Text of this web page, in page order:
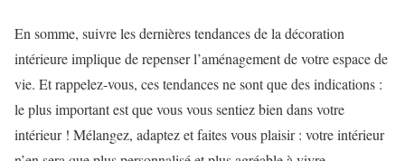
En somme, suivre les dernières tendances de la décoration
intérieure implique de repenser l’aménagement de votre espace de
vie. Et rappelez-vous, ces tendances ne sont que des indications :
le plus important est que vous vous sentiez bien dans votre
intérieur ! Mélangez, adaptez et faites vous plaisir : votre intérieur